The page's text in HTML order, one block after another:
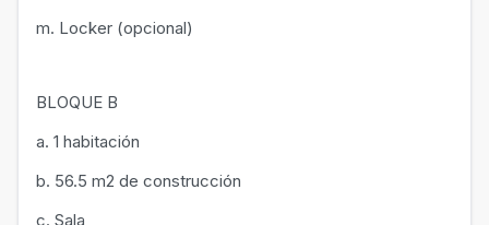
m. Locker (opcional)
BLOQUE B
a. 1 habitación
b. 56.5 m2 de construcción
c. Sala